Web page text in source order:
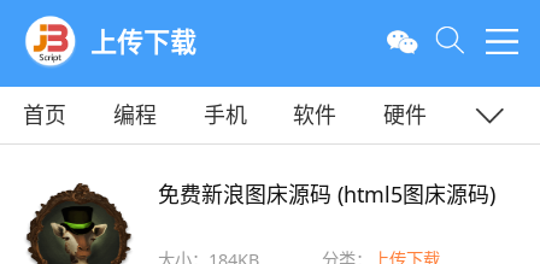
上传下载
首页 编程 手机 软件
硬件
免费新浪图床源码 (html5图床源码)